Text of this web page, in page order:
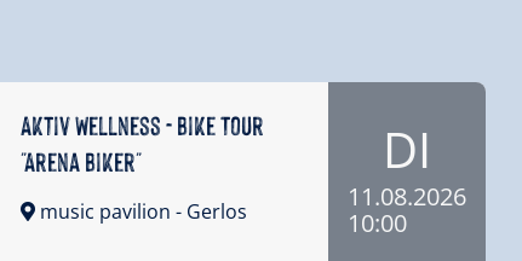
Aktiv Wellness - Bike Tour
"Arena Biker"
music pavilion - Gerlos
DI
11.08.2026
10:00